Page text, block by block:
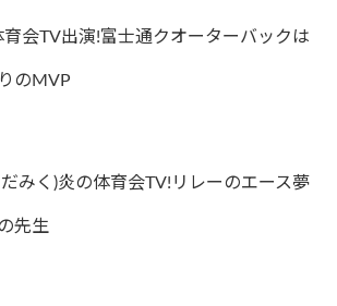
会TV出演!富士通クオーターバックは
のMVP
みく)炎の体育会TV!リレーのエース夢
先生